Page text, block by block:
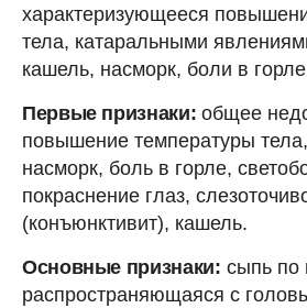
характеризующееся
тела, катаральными
кашель, насморк, боли в
Первые признаки: общее
повышение температуры
насморк, боль в горле,
покраснение глаз,
(конъюнктивит), кашель.
Основные признаки: сыпь по
распространяющаяся с